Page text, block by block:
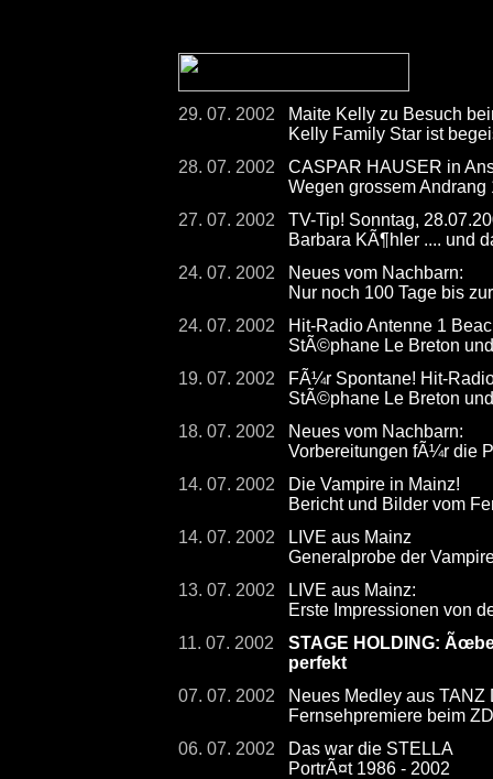
29. 07. 2002
Maite Kelly zu Besuch
Kelly Family Star ist
28. 07. 2002
CASPAR HAUSER in
Wegen grossem
27. 07. 2002
TV-Tip! Sonntag,
Barbara KÃ¶hler .... und
24. 07. 2002
Neues vom Nachbarn:
Nur noch 100 Tage bis
24. 07. 2002
Hit-Radio Antenne 1
StÃ©phane Le Breton
19. 07. 2002
FÃ¼r Spontane! Hit-
StÃ©phane Le Breton
18. 07. 2002
Neues vom Nachbarn:
Vorbereitungen fÃ¼r die
14. 07. 2002
Die Vampire in Mainz!
Bericht und Bilder vom
14. 07. 2002
LIVE aus Mainz
Generalprobe der
13. 07. 2002
LIVE aus Mainz:
Erste Impressionen von
11. 07. 2002
STAGE HOLDING:
perfekt
07. 07. 2002
Neues Medley aus TANZ
Fernsehpremiere beim
06. 07. 2002
Das war die STELLA
PortrÃ¤t 1986 - 2002